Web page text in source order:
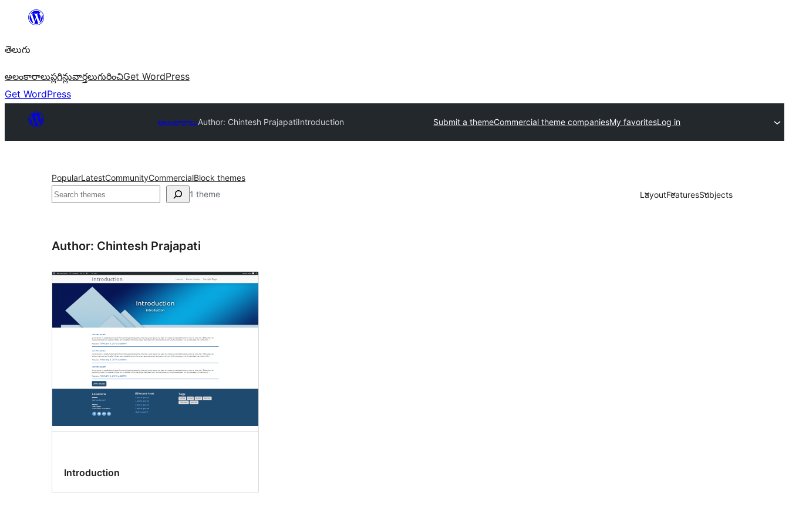
విషయానికి
తెలుగు
అలంకారాలుప్లగిన్లువార్తలుగురించిGet WordPress
Get WordPress
అలంకారాలుAuthor: Chintesh PrajapatiIntroduction Submit a themeCommercial theme companiesMy favoritesLog in
PopularLatestCommunityCommercialBlock themes
వెతుకు 1 theme LayoutFeaturesSubjects
Author: Chintesh Prajapati
Introduction